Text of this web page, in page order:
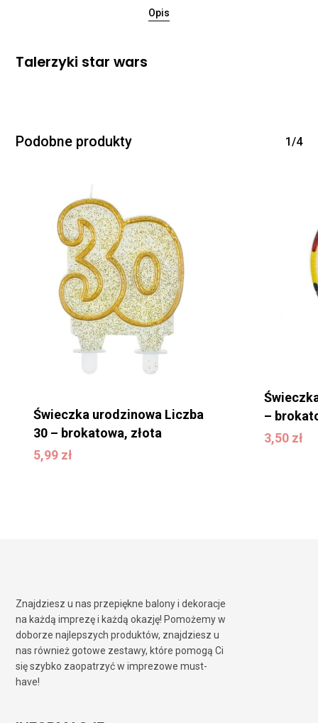
Brak produktów w
WRÓĆ DO SKLEPU
Opis
Talerzyki star wars
Podobne produkty 1/4
Świeczka urodzinowa Liczba
30 – brokatowa, złota
5,99 zł
5,99zł
–
3,50 zł
3,50
Znajdziesz u nas przepiękne balony i dekoracje
na każdą imprezę i każdą okazję! Pomożemy w
doborze najlepszych produktów, znajdziesz u
nas również gotowe zestawy, które pomogą Ci
się szybko zaopatrzyć w imprezowe must-
have!